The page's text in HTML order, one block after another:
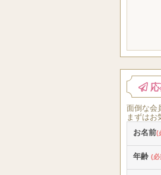
面倒な会
まずはお
お名前(
年齢 (必